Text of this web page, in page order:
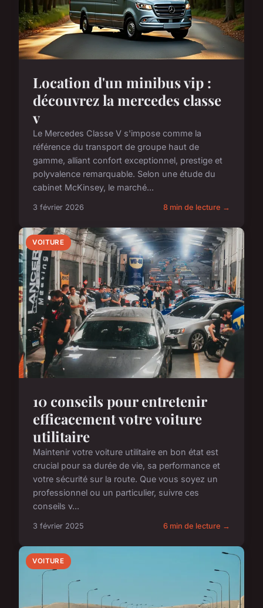
Location d'un minibus vip :
découvrez la mercedes classe
v
Le Mercedes Classe V s'impose comme la
référence du transport de groupe haut de
gamme, alliant confort exceptionnel, prestige et
polyvalence remarquable. Selon une étude du
cabinet McKinsey, le marché...
3 février 2026 8 min de lecture →
VOITURE
10 conseils pour entretenir
efficacement votre voiture
utilitaire
Maintenir votre voiture utilitaire en bon état est
crucial pour sa durée de vie, sa performance et
votre sécurité sur la route. Que vous soyez un
professionnel ou un particulier, suivre ces
conseils v...
3 février 2025 6 min de lecture →
VOITURE